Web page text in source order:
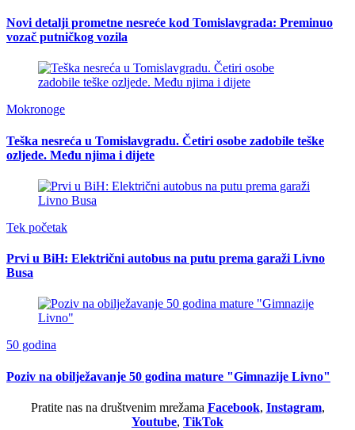
Novi detalji prometne nesreće kod Tomislavgrada: Preminuo
vozač putničkog vozila
Mokronoge
Teška nesreća u Tomislavgradu. Četiri osobe zadobile teške
ozljede. Među njima i dijete
Tek početak
Prvi u BiH: Električni autobus na putu prema garaži Livno
Busa
50 godina
Poziv na obilježavanje 50 godina mature "Gimnazije Livno"
Pratite nas na društvenim mrežama Facebook, Instagram,
Youtube, TikTok